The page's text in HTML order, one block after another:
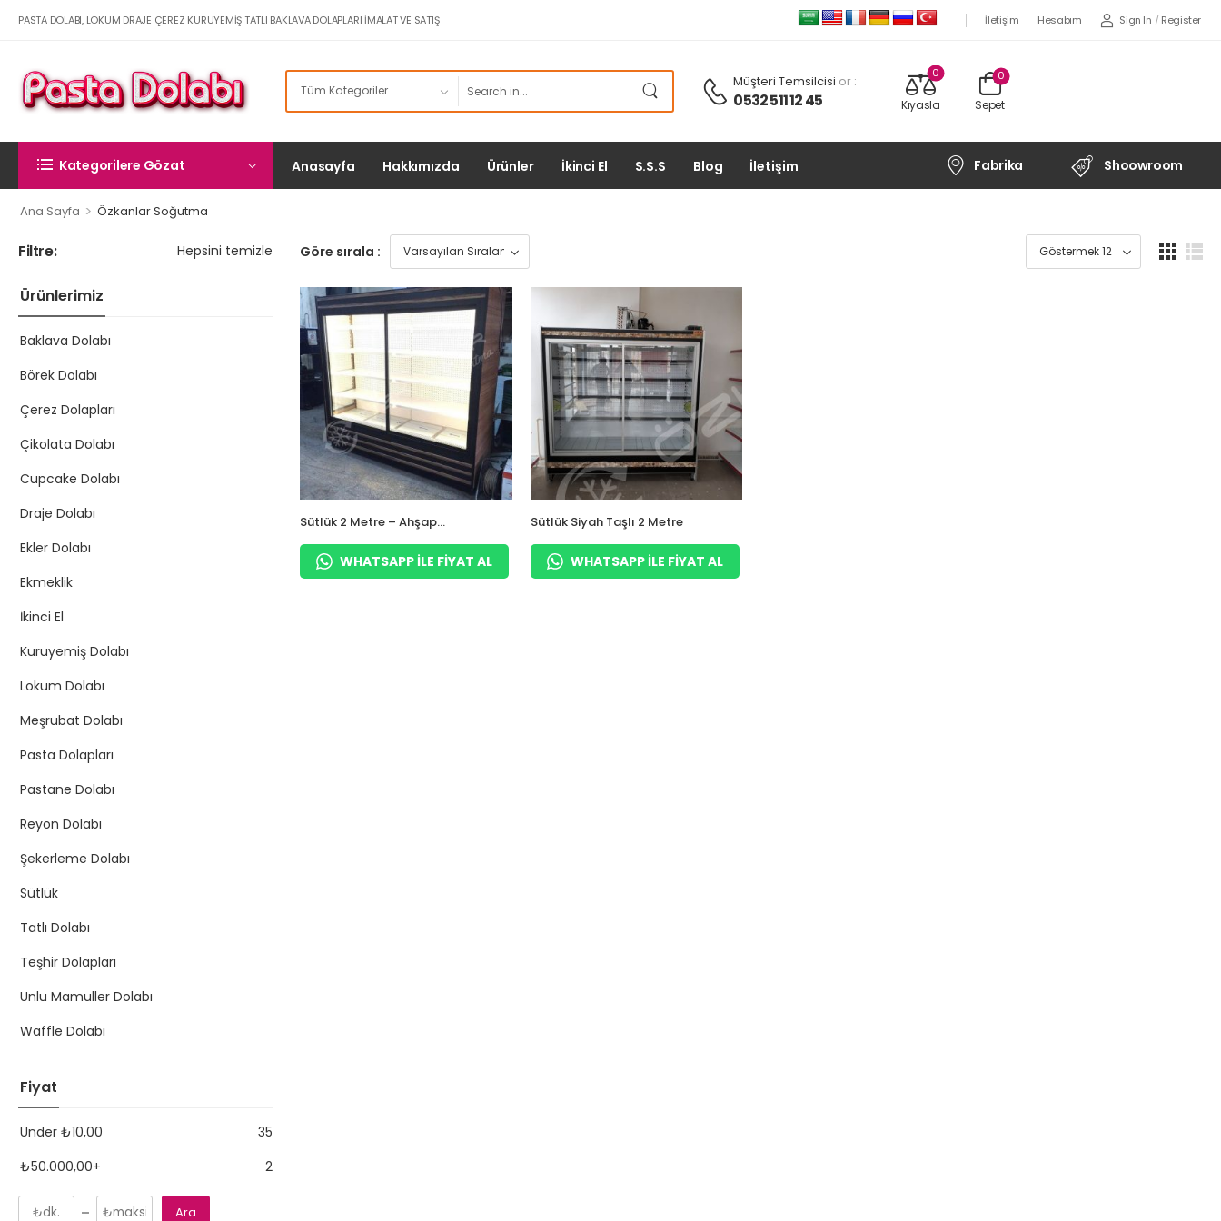
PASTA DOLABI, LOKUM DRAJE ÇEREZ KURUYEMIŞ TATLI BAKLAVA DOLAPLARI İMALAT VE SATIŞ İletişim Hesabım Sign In / Register
Müşteri Temsilcisi or :
0532 511 12 45
0
Kıyasla Sepet
0
Kategorilere Gözat Anasayfa Hakkımızda Ürünler İkinci El S.S.S Blog İletişim Fabrika Shoowroom
Ana Sayfa > Özkanlar Soğutma
Filtre: Hepsini temizle
Ürünlerimiz
Baklava Dolabı
Börek Dolabı
Çerez Dolapları
Çikolata Dolabı
Cupcake Dolabı
Draje Dolabı
Ekler Dolabı
Ekmeklik
İkinci El
Kuruyemiş Dolabı
Lokum Dolabı
Meşrubat Dolabı
Pasta Dolapları
Pastane Dolabı
Reyon Dolabı
Şekerleme Dolabı
Sütlük
Tatlı Dolabı
Teşhir Dolapları
Unlu Mamuller Dolabı
Waffle Dolabı
Fiyat
Under ₺10,00
35
₺50.000,00+ 2
Ara
Göre sırala :
Sütlük 2 Metre – Ahşap
WHATSAPP ILE FIYAT AL
Sütlük Siyah Taşlı 2 Metre
WHATSAPP ILE FIYAT AL